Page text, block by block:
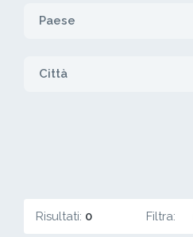
Paese
Città
Risultati: 0 Filtra: